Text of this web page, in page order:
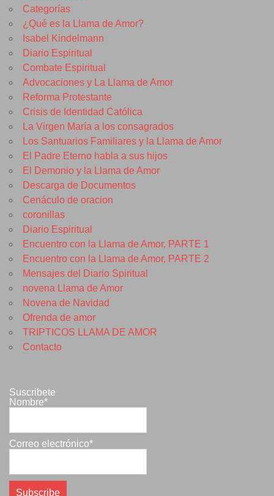
Categorías
¿Qué es la Llama de Amor?
Isabel Kindelmann
Diario Espiritual
Combate Espiritual
Advocaciones y La Llama de Amor
Reforma Protestante
Crisis de Identidad Católica
La Virgen María a los consagrados
Los Santuarios Familiares y la Llama de Amor
El Padre Eterno habla a sus hijos
El Demonio y la Llama de Amor
Descarga de Documentos
Cenáculo de oracion
coronillas
Diario Espiritual
Encuentro con la Llama de Amor, PARTE 1
Encuentro con la Llama de Amor, PARTE 2
Mensajes del Diario Spiritual
novena Llama de Amor
Novena de Navidad
Ofrenda de amor
TRIPTICOS LLAMA DE AMOR
Contacto
Suscribete
Nombre*
Correo electrónico*